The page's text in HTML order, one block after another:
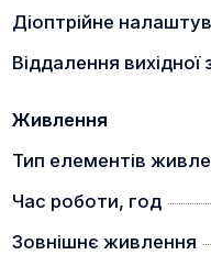
ВІДДАЛЕННЯ
Приціл Pantera
мм для безпечного
спостереження.
Діоптрійне
Віддалення вихідної
Живлення
Тип елементів
Час роботи, год
Зовнішнє живлення